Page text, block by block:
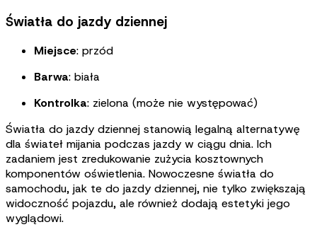
Światła do jazdy dziennej
Miejsce: przód
Barwa: biała
Kontrolka: zielona (może nie występować)
Światła do jazdy dziennej stanowią legalną alternatywę
dla świateł mijania podczas jazdy w ciągu dnia. Ich
zadaniem jest zredukowanie zużycia kosztownych
komponentów oświetlenia. Nowoczesne światła do
samochodu, jak te do jazdy dziennej, nie tylko zwiększają
widoczność pojazdu, ale również dodają estetyki jego
wyglądowi.